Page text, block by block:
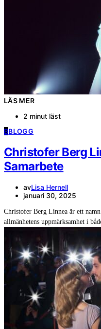
LÄS MER
2 minut läst
BBLOGG
Christofer Berg
Samarbete
avLisa Hernell
januari 30, 2025
Christofer Berg Linnea är ett
allmänhetens uppmärksamhet i